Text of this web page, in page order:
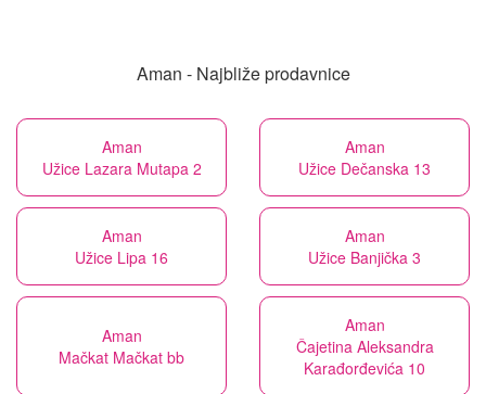
Aman - Najbliže prodavnice
Aman
Užice Lazara Mutapa 2
Aman
Užice Dečanska 13
Aman
Užice Lipa 16
Aman
Užice Banjička 3
Aman
Mačkat Mačkat bb
Aman
Čajetina Aleksandra
Karađorđevića 10